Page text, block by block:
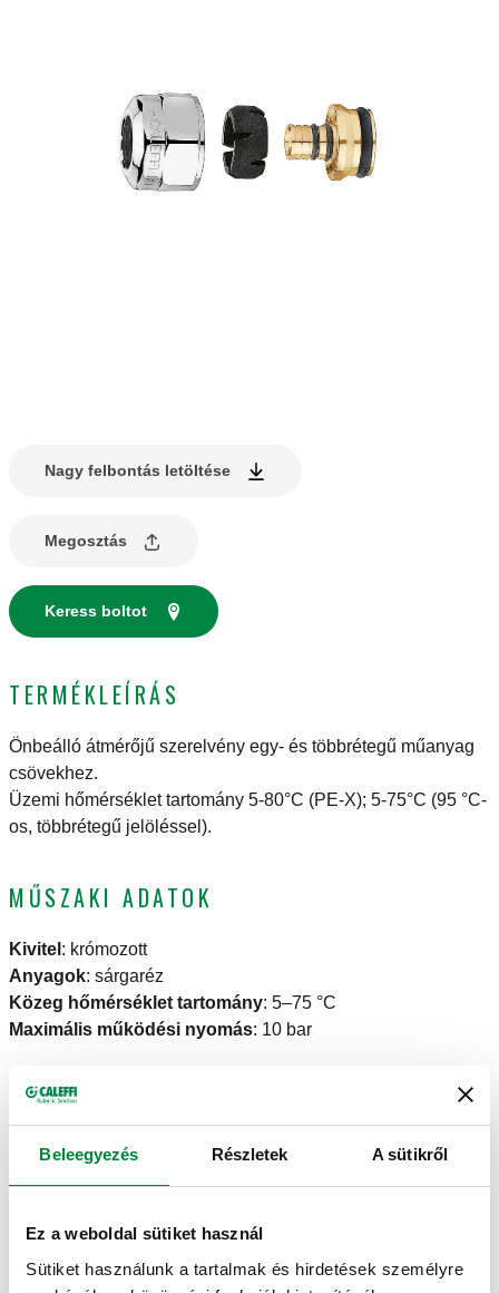
Beleegyezés Részletek A sütikről
Ez a weboldal sütiket használ
Sütiket használunk a tartalmak és hirdetések személyre
Nagy felbontás letöltése
Megosztás
Keress boltot
TERMÉKLEÍRÁS
Önbeálló átmérőjű szerelvény egy- és többrétegű műanyag
csövekhez.
Üzemi hőmérséklet tartomány 5-80°C (PE-X); 5-75°C (95 °C-
os, többrétegű jelöléssel).
MŰSZAKI ADATOK
Kivitel : krómozott
Anyagok: sárgaréz
Közeg hőmérséklet tartomány: 5–75 °C
Maximális működési nyomás: 10 bar
RAJZOK ÉS SPECIFIKÁCIÓK
Termékkód Csatlakozások Csatlakozások A Actions
681101 23 p. 1,5
belső Ø 9,5–10, külső Ø 12–
14